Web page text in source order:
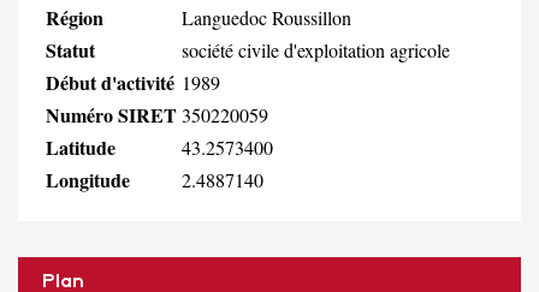
Région Languedoc Roussillon
Statut société civile d'exploitation agricole
Début d'activité 1989
Numéro SIRET350220059
Latitude 43.2573400
Longitude 2.4887140
Plan